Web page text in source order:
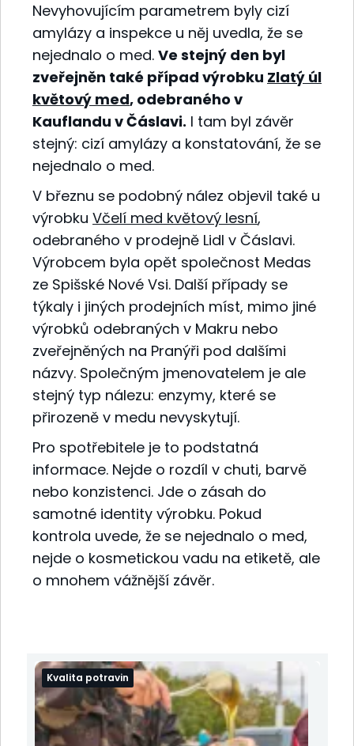
Nevyhovujícím parametrem byly cizí
amylázy a inspekce u něj uvedla, že se
nejednalo o med. Ve stejný den byl
zveřejněn také případ výrobku Zlatý úl
květový med, odebraného v
Kauflandu v Čáslavi. I tam byl závěr
stejný: cizí amylázy a konstatování, že se
nejednalo o med.
V březnu se podobný nález objevil také u
výrobku Včelí med květový lesní,
odebraného v prodejně Lidl v Čáslavi.
Výrobcem byla opět společnost Medas
ze Spišské Nové Vsi. Další případy se
týkaly i jiných prodejních míst, mimo jiné
výrobků odebraných v Makru nebo
zveřejněných na Pranýři pod dalšími
názvy. Společným jmenovatelem je ale
stejný typ nálezu: enzymy, které se
přirozeně v medu nevyskytují.
Pro spotřebitele je to podstatná
informace. Nejde o rozdíl v chuti, barvě
nebo konzistenci. Jde o zásah do
samotné identity výrobku. Pokud
kontrola uvede, že se nejednalo o med,
nejde o kosmetickou vadu na etiketě, ale
o mnohem vážnější závěr.
Kvalita potravin